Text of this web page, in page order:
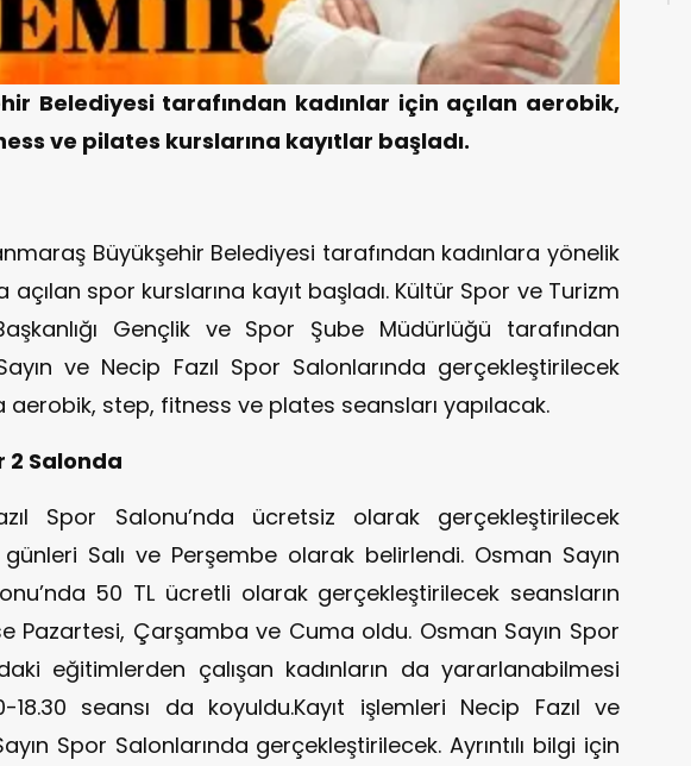
Belediyesi tarafından kadınlar için açılan aerobik,
ve pilates kurslarına kayıtlar başladı.
Büyükşehir Belediyesi tarafından kadınlara yönelik
açılan spor kurslarına kayıt başladı. Kültür Spor ve Turizm
Gençlik ve Spor Şube Müdürlüğü tarafından
ve Necip Fazıl Spor Salonlarında gerçekleştirilecek
aerobik, step, fitness ve plates seansları yapılacak.
2 Salonda
Spor Salonu’nda ücretsiz olarak gerçekleştirilecek
günleri Salı ve Perşembe olarak belirlendi. Osman Sayın
50 TL ücretli olarak gerçekleştirilecek seansların
Pazartesi, Çarşamba ve Cuma oldu. Osman Sayın Spor
eğitimlerden çalışan kadınların da yararlanabilmesi
18.30 seansı da koyuldu.Kayıt işlemleri Necip Fazıl ve
Spor Salonlarında gerçekleştirilecek. Ayrıntılı bilgi için